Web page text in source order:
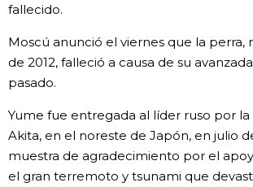
Guía de Japón
Vídeos e imágenes
Más
fallecido.
Moscú anunció el viernes que la perra,
de 2012, falleció a causa de su
pasado.
Yume fue entregada al líder ruso por
Akita, en el noreste de Japón, en julio
muestra de agradecimiento por el
el gran terremoto y tsunami que